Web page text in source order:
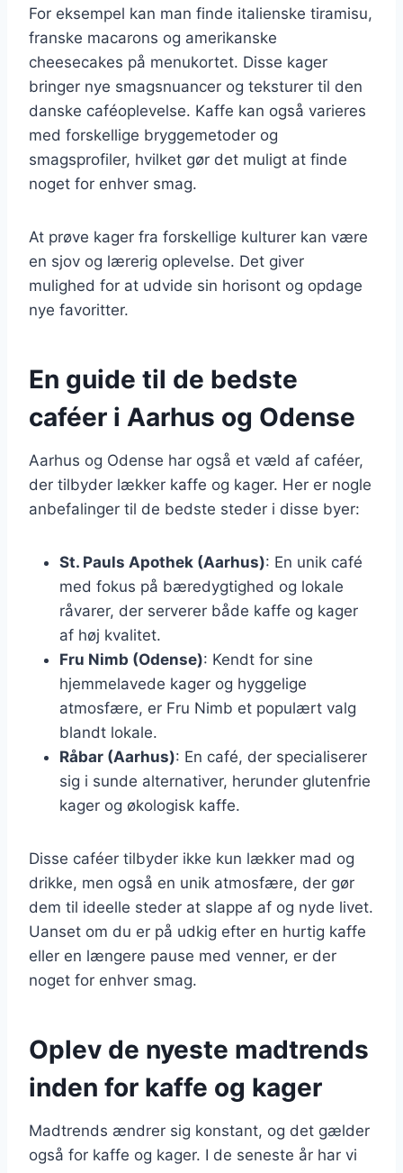
For eksempel kan man finde italienske tiramisu,
franske macarons og amerikanske
cheesecakes på menukortet. Disse kager
bringer nye smagsnuancer og teksturer til den
danske caféoplevelse. Kaffe kan også varieres
med forskellige bryggemetoder og
smagsprofiler, hvilket gør det muligt at finde
noget for enhver smag.
At prøve kager fra forskellige kulturer kan være
en sjov og lærerig oplevelse. Det giver
mulighed for at udvide sin horisont og opdage
nye favoritter.
En guide til de bedste
caféer i Aarhus og Odense
Aarhus og Odense har også et væld af caféer,
der tilbyder lækker kaffe og kager. Her er nogle
anbefalinger til de bedste steder i disse byer:
St. Pauls Apothek (Aarhus): En unik café
med fokus på bæredygtighed og lokale
råvarer, der serverer både kaffe og kager
af høj kvalitet.
Fru Nimb (Odense): Kendt for sine
hjemmelavede kager og hyggelige
atmosfære, er Fru Nimb et populært valg
blandt lokale.
Råbar (Aarhus): En café, der specialiserer
sig i sunde alternativer, herunder glutenfrie
kager og økologisk kaffe.
Disse caféer tilbyder ikke kun lækker mad og
drikke, men også en unik atmosfære, der gør
dem til ideelle steder at slappe af og nyde livet.
Uanset om du er på udkig efter en hurtig kaffe
eller en længere pause med venner, er der
noget for enhver smag.
Oplev de nyeste madtrends
inden for kaffe og kager
Madtrends ændrer sig konstant, og det gælder
også for kaffe og kager. I de seneste år har vi